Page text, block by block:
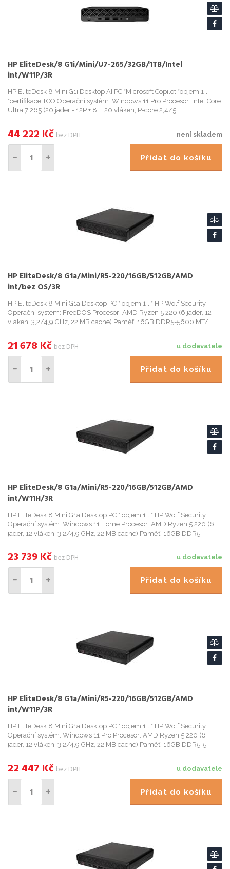
HP EliteDesk/8 G1i/Mini/U7-265/32GB/1TB/Intel
int/W11P/3R
HP EliteDesk 8 Mini G1i Desktop AI PC *Microsoft Copilot *objem 1 l
*certifikace TCO Operační systém: Windows 11 Pro Procesor: Intel Core
Ultra 7 265 (20 jader - 12P + 8E, 20 vláken, P-core 2,4/5,
není skladem
44 222 Kč bez DPH
Přidat do košíku
HP EliteDesk/8 G1a/Mini/R5-220/16GB/512GB/AMD
int/bez OS/3R
HP EliteDesk 8 Mini G1a Desktop PC * objem 1 l * HP Wolf Security
Operační systém: FreeDOS Procesor: AMD Ryzen 5 220 (6 jader, 12
vláken, 3,2/4,9 GHz, 22 MB cache) Paměť: 16GB DDR5-5600 MT/
u dodavatele
21 678 Kč bez DPH
Přidat do košíku
HP EliteDesk/8 G1a/Mini/R5-220/16GB/512GB/AMD
int/W11H/3R
HP EliteDesk 8 Mini G1a Desktop PC * objem 1 l * HP Wolf Security
Operační systém: Windows 11 Home Procesor: AMD Ryzen 5 220 (6
jader, 12 vláken, 3,2/4,9 GHz, 22 MB cache) Paměť: 16GB DDR5-
u dodavatele
23 739Kč bez DPH
Přidat do košíku
HP EliteDesk/8 G1a/Mini/R5-220/16GB/512GB/AMD
int/W11P/3R
HP EliteDesk 8 Mini G1a Desktop PC * objem 1 l * HP Wolf Security
Operační systém: Windows 11 Pro Procesor: AMD Ryzen 5 220 (6
jader, 12 vláken, 3,2/4,9 GHz, 22 MB cache) Paměť: 16GB DDR5-5
u dodavatele
22 447 Kč bez DPH
Přidat do košíku